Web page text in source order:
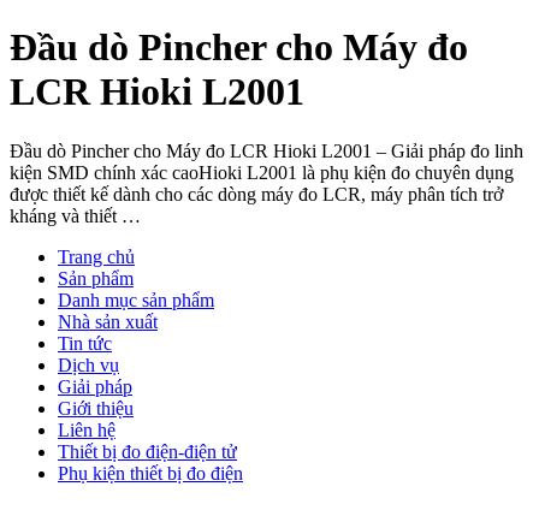
Đầu dò Pincher cho Máy đo
LCR Hioki L2001
Đầu dò Pincher cho Máy đo LCR Hioki L2001 – Giải pháp đo linh
kiện SMD chính xác caoHioki L2001 là phụ kiện đo chuyên dụng
được thiết kế dành cho các dòng máy đo LCR, máy phân tích trở
kháng và thiết …
Trang chủ
Sản phẩm
Danh mục sản phẩm
Nhà sản xuất
Tin tức
Dịch vụ
Giải pháp
Giới thiệu
Liên hệ
Thiết bị đo điện-điện tử
Phụ kiện thiết bị đo điện